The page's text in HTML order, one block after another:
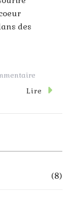
des
Lire
(8)